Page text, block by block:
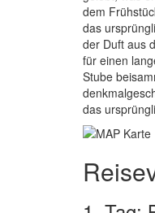
dem
das
der Duft aus
für einen
Stube
das